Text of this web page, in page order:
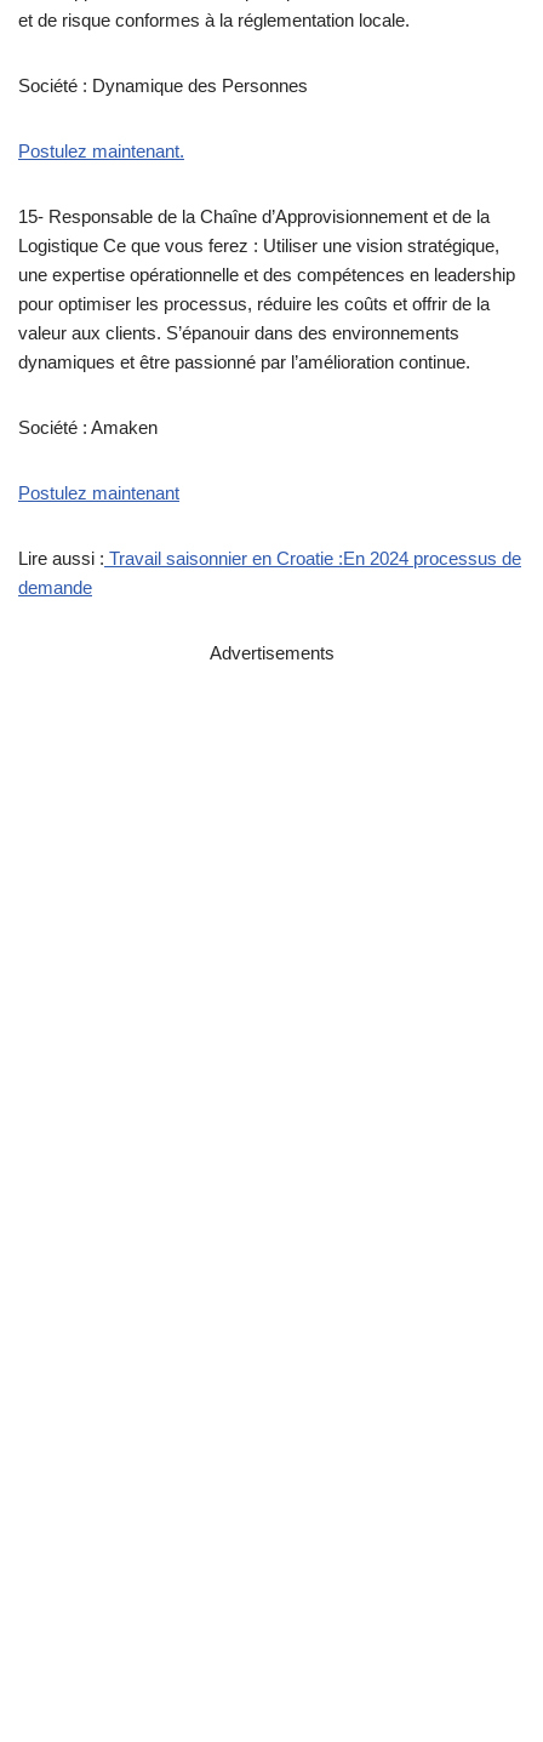
et de risque conformes à la réglementation locale.
Société : Dynamique des Personnes
Postulez maintenant.
15- Responsable de la Chaîne d’Approvisionnement et de la
Logistique Ce que vous ferez : Utiliser une vision stratégique,
une expertise opérationnelle et des compétences en leadership
pour optimiser les processus, réduire les coûts et offrir de la
valeur aux clients. S’épanouir dans des environnements
dynamiques et être passionné par l’amélioration continue.
Société : Amaken
Postulez maintenant
Lire aussi : Travail saisonnier en Croatie :En 2024 processus de
demande
Advertisements